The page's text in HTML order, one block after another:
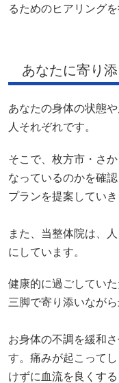
るためのヒアリングを
あなたに寄り
あなたの身体の状態
人それぞれです。
そこで、枚方市・さ
なっているのかを確
プランを提案していき
また、当整体院は、
にしています。
健康的に過ごしてい
三脚で寄り添いなが
お身体の不調を緩和
す。痛みが起こって
けずに血流を良くす